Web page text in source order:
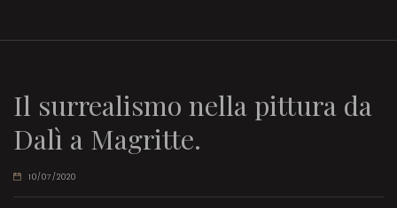
Il surrealismo nella pittura da
Dalì a Magritte.
10/07/2020